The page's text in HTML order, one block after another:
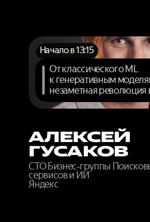
Начало в 13:15
От классического ML
к генеративным
незаметная революция
АЛЕКСЕЙ
ГУСАКОВ
CTO Бизнес‑группы
сервисов и ИИ
Яндекс